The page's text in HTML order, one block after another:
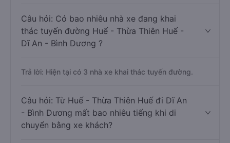
Câu hỏi: Có bao nhiêu nhà xe đang khai
thác tuyến đường Huế - Thừa Thiên Huế -
Dĩ An - Bình Dương ?
Trả lời: Hiện tại có 3 nhà xe khai thác tuyến đường.
Câu hỏi: Từ Huế - Thừa Thiên Huế đi Dĩ An
- Bình Dương mất bao nhiêu tiếng khi di
chuyển bằng xe khách?